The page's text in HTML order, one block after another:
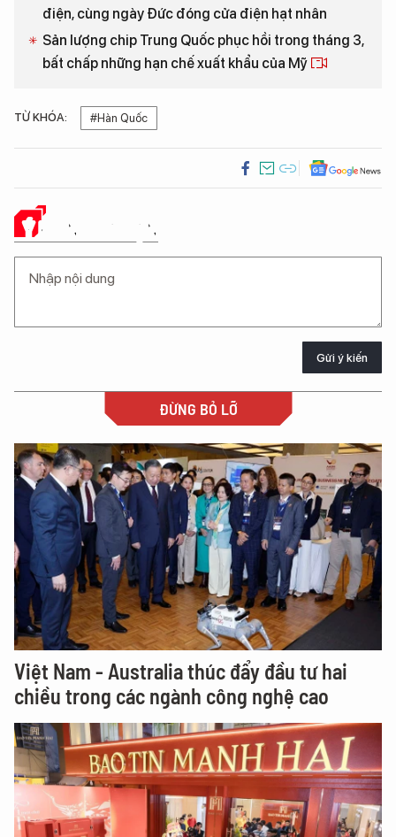
điện, cùng ngày Đức đóng cửa điện hạt nhân
Sản lượng chip Trung Quốc phục hồi trong tháng 3,
bất chấp những hạn chế xuất khẩu của Mỹ
TỪ KHÓA: #Hàn Quốc
Ý KIẾN CỦA BẠN
Gửi ý kiến
ĐỪNG BỎ LỠ
Việt Nam - Australia thúc đẩy đầu tư hai
chiều trong các ngành công nghệ cao